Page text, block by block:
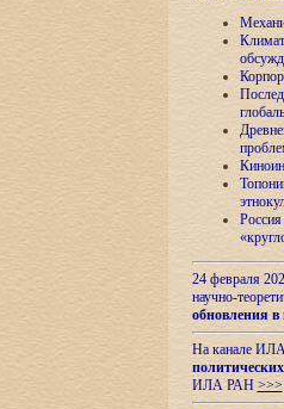
24 февраля
научно-
обновления в
На канале
ИЛА РАН >>>